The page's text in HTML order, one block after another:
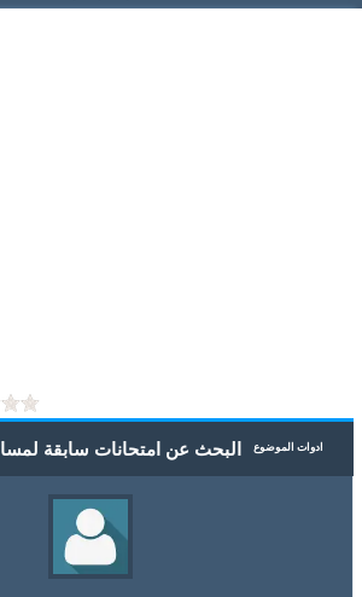
ادوات الموضوع البحث عن امتحانات سابقة